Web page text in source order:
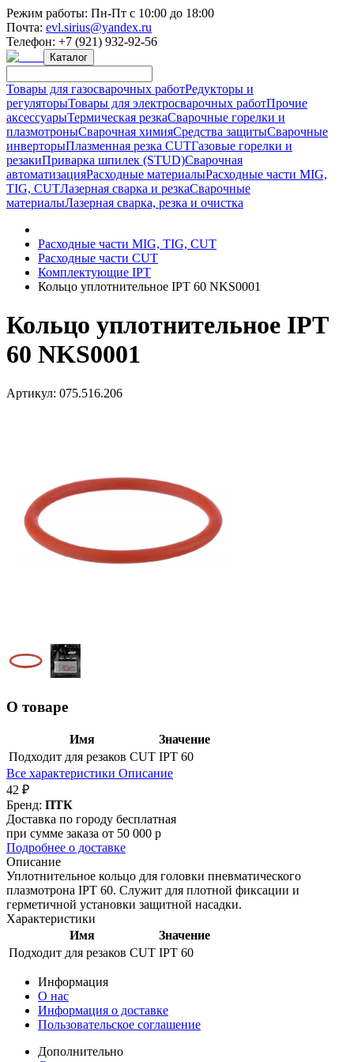
Режим работы: Пн-Пт с 10:00 до 18:00
Почта: evl.sirius@yandex.ru
Телефон: +7 (921) 932-92-56
Каталог
Товары для газосварочных работРедукторы и
регуляторыТовары для электросварочных работПрочие
аксессуарыТермическая резкаСварочные горелки и
плазмотроныСварочная химияСредства защитыСварочные
инверторыПлазменная резка CUTГазовые горелки и
резакиПриварка шпилек (STUD)Сварочная
автоматизацияРасходные материалыРасходные части MIG,
TIG, CUTЛазерная сварка и резкаСварочные
материалыЛазерная сварка, резка и очистка
Расходные части MIG, TIG, CUT
Расходные части CUT
Комплектующие IPT
Кольцо уплотнительное IPT 60 NKS0001
Кольцо уплотнительное IPT
60 NKS0001
Артикул: 075.516.206
О товаре
Имя
Значение
Подходит для резаков CUT IPT 60
Все характеристики Описание
42 ₽
Бренд: ПТК
Доставка по городу бесплатная
при сумме заказа от 50 000 р
Подробнее о доставке
Описание
Уплотнительное кольцо для головки пневматического
плазмотрона IPT 60. Служит для плотной фиксации и
герметичной установки защитной насадки.
Характеристики
Имя
Значение
Подходит для резаков CUT IPT 60
Информация
О нас
Информация о доставке
Пользовательское соглашение
Дополнительно